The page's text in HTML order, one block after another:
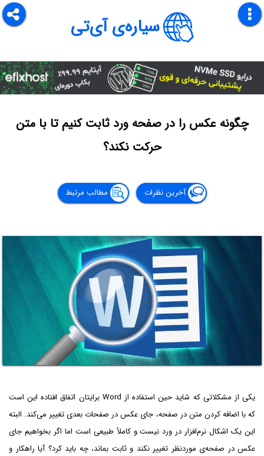
سیاره‌ی آی‌تی
چگونه عکس را در صفحه ورد ثابت کنیم تا با متن
حرکت نکند؟
آخرین نظرات مطالب مرتبط
یکی از مشکلاتی که شاید حین استفاده از Word برایتان اتفاق افتاده این است
که با اضافه کردن متن در صفحه، جای عکس در صفحات بعدی تغییر می‌کند. البته
این یک اشکال نرم‌افزار در ورد نیست و کاملاً طبیعی است اما اگر بخواهیم جای
عکس در صفحه‌ی موردنظر تغییر نکند و ثابت بماند، چه باید کرد؟ آیا راهکار و